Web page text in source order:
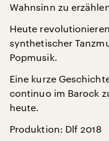
Wahnsinn zu
Heute
synthetischer
Popmusik.
Eine kurze
continuo im Barock
heute.
Produktion: Dlf 2018